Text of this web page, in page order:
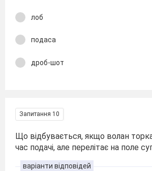
лоб
подаса
дроб-шот
Запитання 10
Що відбувається, якщо волан
час подачі, але перелітає на поле
варіанти відповідей